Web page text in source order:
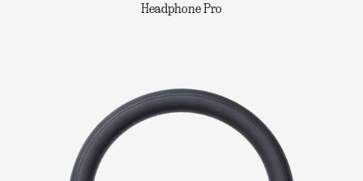
Headphone Pro